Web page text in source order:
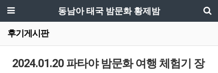
동남아 태국 밤문화 황제밤
후기게시판
2024.01.20 파타야 밤문화 여행 체험기 장